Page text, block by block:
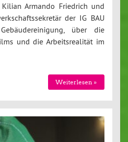
Kilian Armando Friedrich und
der IG BAU
über die
und die Arbeitsrealität im
Weiterlesen »